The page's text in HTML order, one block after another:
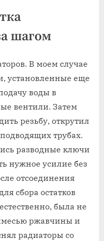
шагом
В моем случае
установленные еще
воды в
вентили. Затем
резьбу, открутил
трубах.
разводные ключи
нужное усилие без
отсоединения
сбора остатков
была не
ржавчины и
радиаторы со